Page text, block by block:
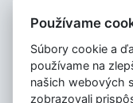
Používame
Súbory cookie a
používame na
našich webových
zobrazovali